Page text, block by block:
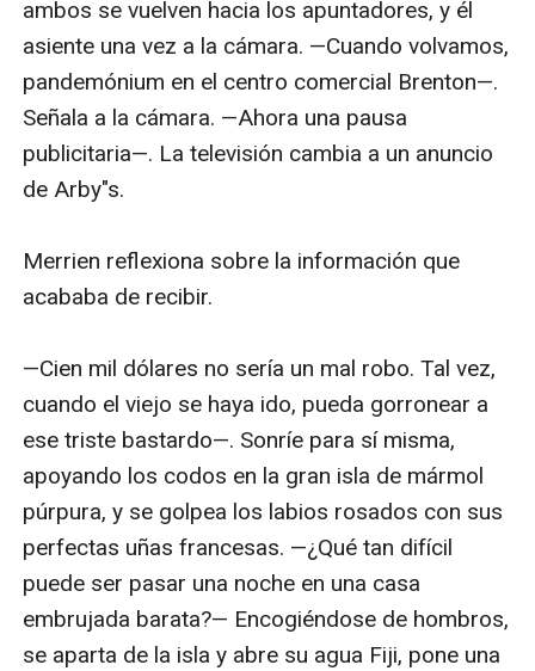
ambos se vuelven hacia los apuntadores, y él
asiente una vez a la cámara. —Cuando volvamos,
pandemónium en el centro comercial Brenton—.
Señala a la cámara. —Ahora una pausa
publicitaria—. La televisión cambia a un anuncio
de Arby"s.
Merrien reflexiona sobre la información que
acababa de recibir.
—Cien mil dólares no sería un mal robo. Tal vez,
cuando el viejo se haya ido, pueda gorronear a
ese triste bastardo—. Sonríe para sí misma,
apoyando los codos en la gran isla de mármol
púrpura, y se golpea los labios rosados con sus
perfectas uñas francesas. —¿Qué tan difícil
puede ser pasar una noche en una casa
embrujada barata?— Encogiéndose de hombros,
se aparta de la isla y abre su agua Fiji, pone una